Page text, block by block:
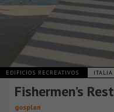
EDIFICIOS RECREATIVOS ITALIA
Fishermen’s Rest
gosplan